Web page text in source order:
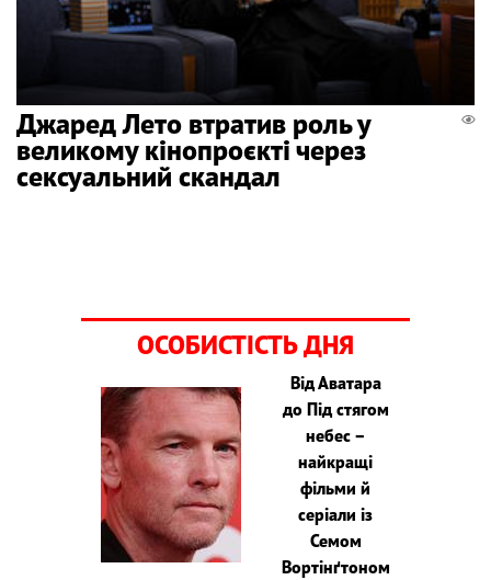
Джаред Лето втратив роль у
великому кінопроєкті через
сексуальний скандал
ОСОБИСТІСТЬ ДНЯ
Від Аватара
до Під стягом
небес –
найкращі
фільми й
серіали із
Семом
Вортінґтоном